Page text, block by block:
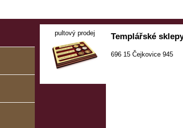
i drobní vinaři sdružení pod hlavičkou vinařského družstva.
setkat i s menšími, limitovanými partiemi
a slámových vín, které vzešly z práce místních vinařů.
pultový prodej Templářské
696 15 Čejkovice 945